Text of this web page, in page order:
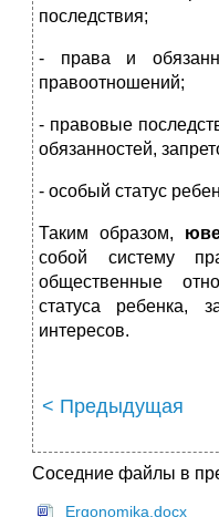
последствия;
- права и
правоотношений;
- правовые
обязанностей,
- особый статус
Таким образом,
собой систему
общественные
статуса ребенка,
интересов.
< Предыдущая
Соседние файлы в
Ergonomika.docx